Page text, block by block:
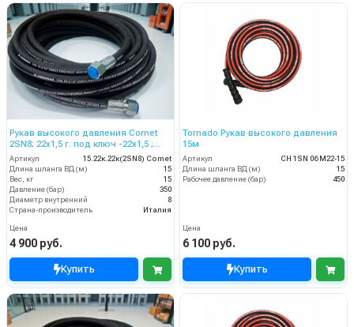
Рукав высокого давления Comet
2SN8; 22х1,5 г. под ключ -22х1,5 ;
15м
Артикул
15.22к.22к(2SN8) Comet
Длина шланга ВД (м)
15
Вес, кг
15
Давление (бар)
350
Диаметр внутренний
8
Страна-производитель
Италия
Цена
4 900 руб.
Купить
Tornado Рукав высокого давления
15м
Артикул
CH 1SN 06 M22-15
Длина шланга ВД (м)
15
Рабочее давление (бар)
450
Цена
6 100 руб.
Купить